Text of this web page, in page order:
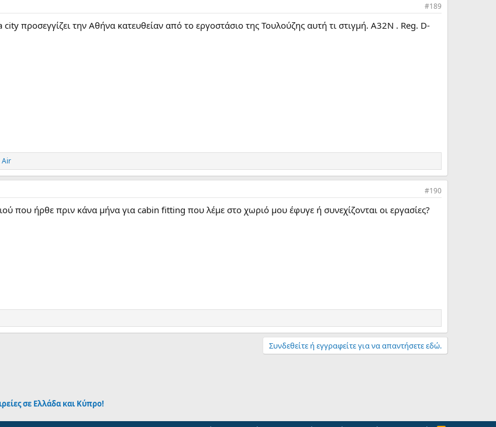
#189
προσεγγίζει την Αθήνα κατευθείαν από το εργοστάσιο της Τουλούζης αυτή τι στιγμή. Α32Ν . Reg. D-
Air
#190
που ήρθε πριν κάνα μήνα για cabin fitting που λέμε στο χωριό μου έφυγε ή συνεχίζονται οι εργασίες?
Συνδεθείτε ή εγγραφείτε για να απαντήσετε εδώ.
σε Ελλάδα και Κύπρο!